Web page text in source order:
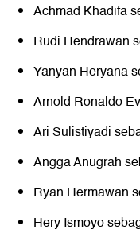
Achmad Khadifa
Rudi Hendrawan
Yanyan Heryana
Arnold Ronaldo
Ari Sulistiyadi
Angga Anugrah
Ryan Hermawan
Hery Ismoyo